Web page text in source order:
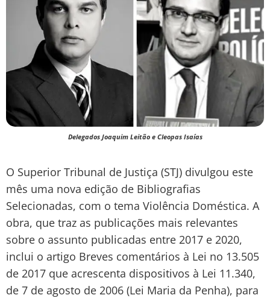
Delegados Joaquim Leitão e Cleopas Isaías
O Superior Tribunal de Justiça (STJ) divulgou este
mês uma nova edição de Bibliografias
Selecionadas, com o tema Violência Doméstica. A
obra, que traz as publicações mais relevantes
sobre o assunto publicadas entre 2017 e 2020,
inclui o artigo Breves comentários à Lei no 13.505
de 2017 que acrescenta dispositivos à Lei 11.340,
de 7 de agosto de 2006 (Lei Maria da Penha), para